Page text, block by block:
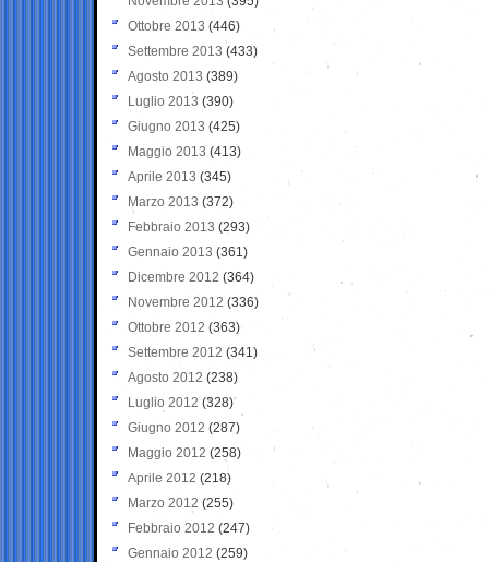
Ottobre 2013 (446)
Settembre 2013 (433)
Agosto 2013 (389)
Luglio 2013 (390)
Giugno 2013 (425)
Maggio 2013 (413)
Aprile 2013 (345)
Marzo 2013 (372)
Febbraio 2013 (293)
Gennaio 2013 (361)
Dicembre 2012 (364)
Novembre 2012 (336)
Ottobre 2012 (363)
Settembre 2012 (341)
Agosto 2012 (238)
Luglio 2012 (328)
Giugno 2012 (287)
Maggio 2012 (258)
Aprile 2012 (218)
Marzo 2012 (255)
Febbraio 2012 (247)
Gennaio 2012 (259)